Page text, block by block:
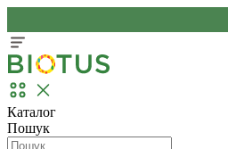
Каталог
Пошук